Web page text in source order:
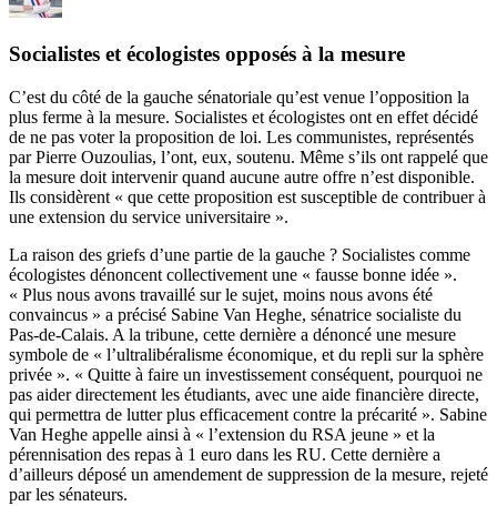
Socialistes et écologistes opposés à la mesure
C’est du côté de la gauche sénatoriale qu’est venue l’opposition la
plus ferme à la mesure. Socialistes et écologistes ont en effet décidé
de ne pas voter la proposition de loi. Les communistes, représentés
par Pierre Ouzoulias, l’ont, eux, soutenu. Même s’ils ont rappelé que
la mesure doit intervenir quand aucune autre offre n’est disponible.
Ils considèrent « que cette proposition est susceptible de contribuer à
une extension du service universitaire ».
La raison des griefs d’une partie de la gauche ? Socialistes comme
écologistes dénoncent collectivement une « fausse bonne idée ».
« Plus nous avons travaillé sur le sujet, moins nous avons été
convaincus » a précisé Sabine Van Heghe, sénatrice socialiste du
Pas-de-Calais. A la tribune, cette dernière a dénoncé une mesure
symbole de « l’ultralibéralisme économique, et du repli sur la sphère
privée ». « Quitte à faire un investissement conséquent, pourquoi ne
pas aider directement les étudiants, avec une aide financière directe,
qui permettra de lutter plus efficacement contre la précarité ». Sabine
Van Heghe appelle ainsi à « l’extension du RSA jeune » et la
pérennisation des repas à 1 euro dans les RU. Cette dernière a
d’ailleurs déposé un amendement de suppression de la mesure, rejeté
par les sénateurs.